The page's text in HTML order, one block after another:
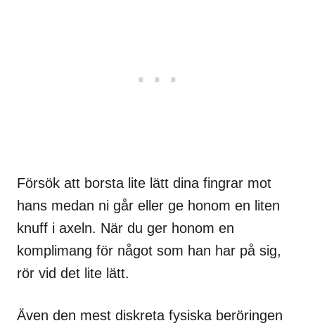
Försök att borsta lite lätt dina fingrar mot
hans medan ni går eller ge honom en liten
knuff i axeln. När du ger honom en
komplimang för något som han har på sig,
rör vid det lite lätt.
Även den mest diskreta fysiska beröringen